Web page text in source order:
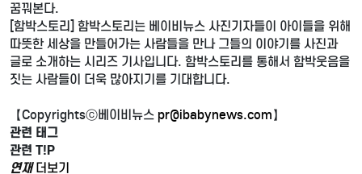
꿈꿔본다.
[함박스토리] 함박스토리는 베이비뉴스 사진기자들이 아이들을 위해
따뜻한 세상을 만들어가는 사람들을 만나 그들의 이야기를 사진과
글로 소개하는 시리즈 기사입니다. 함박스토리를 통해서 함박웃음을
짓는 사람들이 더욱 많아지기를 기대합니다.
【Copyrightsⓒ베이비뉴스 pr@ibabynews.com】
관련 태그
관련 T!P
연재 더보기